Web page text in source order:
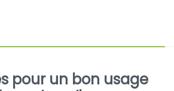
pour un bon usage